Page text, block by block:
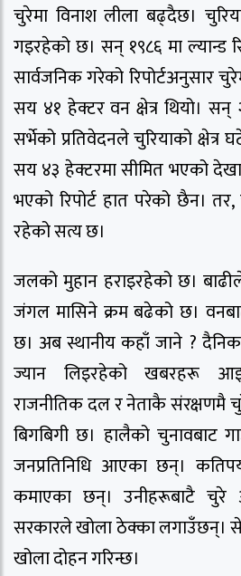
चुरेमा विनाश लीला बढ्दैछ।
गइरहेको छ। सन् १९८६ मा ल्यान्ड
सार्वजनिक गरेको रिपोर्टअनुसार
सय ४१ हेक्टर वन क्षेत्र थियो। सन्
सर्भेको प्रतिवेदनले चुरियाको
सय ४३ हेक्टरमा सीमित भएको
भएको रिपोर्ट हात परेको छैन।
रहेको सत्य छ।
जलको मुहान हराइरहेको छ।
जंगल मासिने क्रम बढेको छ।
छ। अब स्थानीय कहाँ जाने ?
ज्यान लिइरहेको खबरहरू
राजनीतिक दल र नेताकै संरक्षणमै
बिगबिगी छ। हालैको चुनावबाट
जनप्रतिनिधि आएका छन्।
कमाएका छन्। उनीहरूबाटै चुरे
सरकारले खोला ठेक्का लगाउँछन्।
खोला दोहन गरिन्छ।